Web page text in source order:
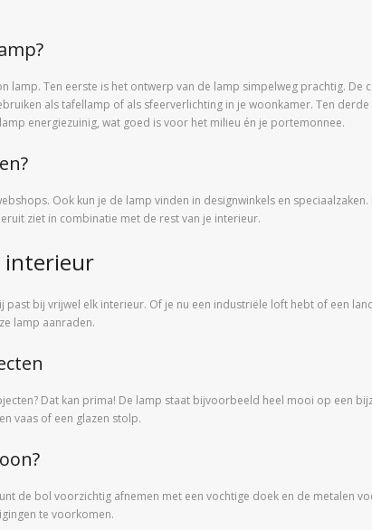
lamp. Ten eerste is het ontwerp van de lamp simpelweg prachtig.
als tafellamp of als sfeerverlichting in je woonkamer. Ten
energiezuinig, wat goed is voor het milieu én je portemonnee.
Ook kun je de lamp vinden in designwinkels en
ziet in combinatie met de rest van je interieur.
interieur
bij vrijwel elk interieur. Of je nu een industriële loft hebt of een
lamp aanraden.
Dat kan prima! De lamp staat bijvoorbeeld heel mooi op een
vaas of een glazen stolp.
de bol voorzichtig afnemen met een vochtige doek en de metalen
te voorkomen.